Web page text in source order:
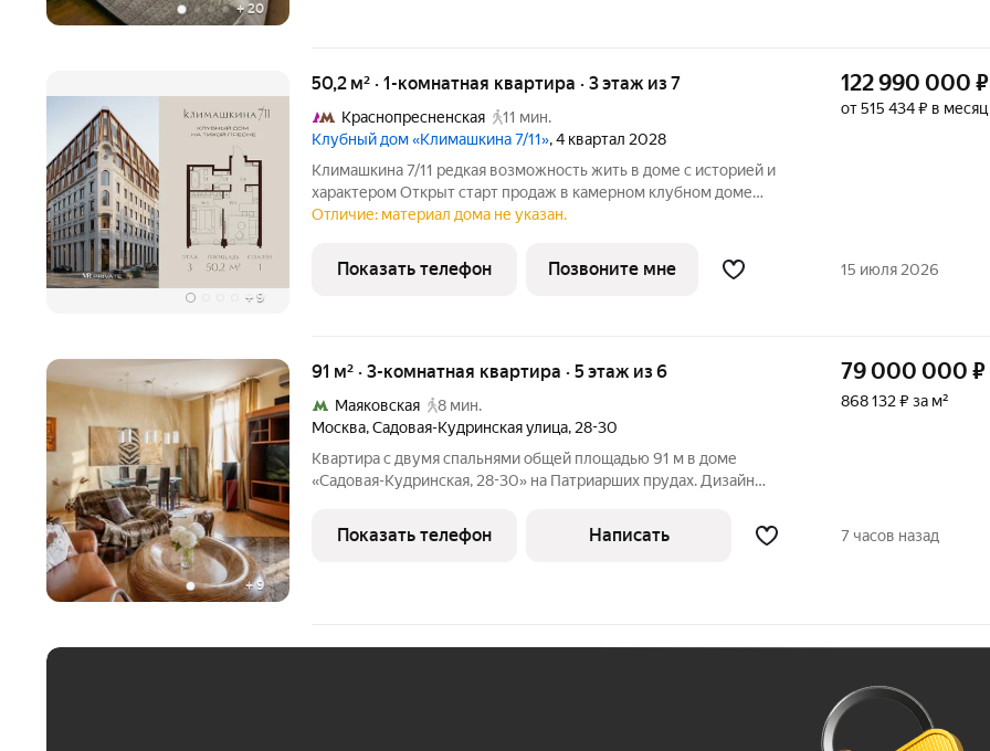
+20
+ 9
50,2 м² · 1-комнатная квартира · 3 этаж из 7
Краснопресненская
11 мин.
Клубный дом «Климашкина 7/11», 4 квартал 2028
Климашкина 7/11 редкая возможность жить в доме с историей и
характером Открыт старт продаж в камерном клубном доме
премиум-класса. Климашкина 7/11 современный проект с редкой
резиденций. На
122 990 000 ₽
от 515 434 ₽ в месяц
Отличие: материал дома не указан.
Показать телефон Позвоните мне 15 июля 2026
+9
91 м² · 3-комнатная квартира · 5 этаж из 6
Маяковская
8 мин.
Москва,Садовая-Кудринская улица, 28-30
Квартира с двумя спальнями общей площадью 91 м в доме
«Садовая-Кудринская, 28-30» на Патриарших прудах. Дизайн
гостиная, две спальни, ванная комната с окном, санузел с душем,
холл. Квартира
79 000 000 ₽
868 132 ₽ за м²
Показать телефон Написать 7 часов назад